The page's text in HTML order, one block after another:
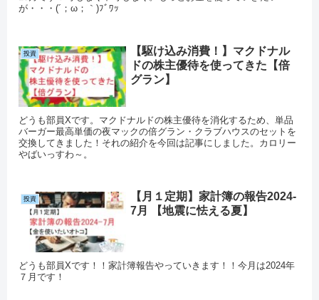
が・・・(´；ω；｀)ﾌﾞﾜｯ
投資
【駆け込み消費！】マクドナル
ドの株主優待を使ってきた【倍
グラン】
どうも部員Xです。マクドナルドの株主優待を消化するため、単品
バーガー最高単価の夜マックの倍グラン・クラブハウスのセットを
交換してきました！それの紹介を今回は記事にしました。カロリー
やばいっすわ～。
投資
【月１定期】家計簿の報告2024-
7月 【地震に怯える夏】
どうも部員Xです！！家計簿報告やっていきます！！今月は2024年
７月です！